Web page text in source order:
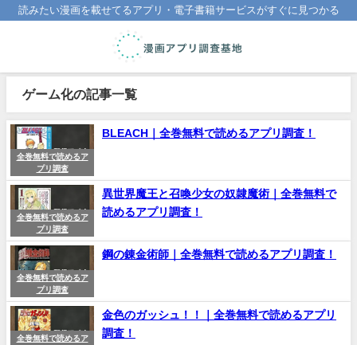
読みたい漫画を載せてるアプリ・電子書籍サービスがすぐに見つかる
ゲーム化の記事一覧
全巻無料で読めるア
プリ調査
BLEACH｜全巻無料で読めるアプリ調査！
全巻無料で読めるア
プリ調査
異世界魔王と召喚少女の奴隷魔術｜全巻無料で
読めるアプリ調査！
全巻無料で読めるア
プリ調査
鋼の錬金術師｜全巻無料で読めるアプリ調査！
全巻無料で読めるア
金色のガッシュ！！｜全巻無料で読めるアプリ
調査！